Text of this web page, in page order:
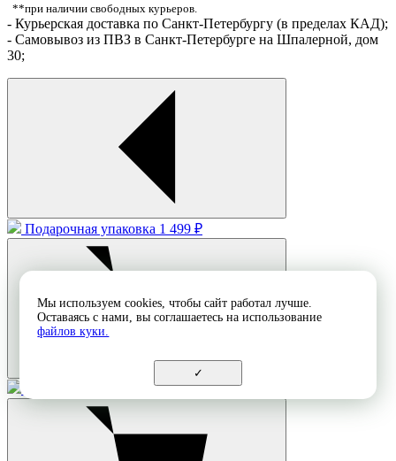
**при наличии свободных курьеров.
- Курьерская доставка по Санкт-Петербургу (в пределах КАД);
- Самовывоз из ПВЗ в Санкт-Петербурге на Шпалерной, дом
30;
Подарочная упаковка 1 499 ₽
Подарочный пакет (маленький) 599 ₽
Мы используем cookies, чтобы сайт работал лучше.
Оставаясь с нами, вы соглашаетесь на использование
файлов куки.
✓